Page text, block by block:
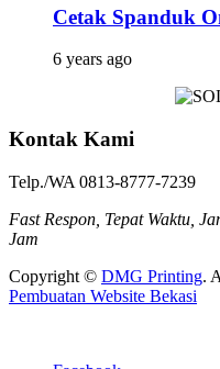
Cetak Spanduk
6 years ago
Kontak Kami
Telp./WA 0813-8777-7239
Fast Respon, Tepat Waktu,
Jam
Copyright © DMG Printing.
Pembuatan Website Bekasi